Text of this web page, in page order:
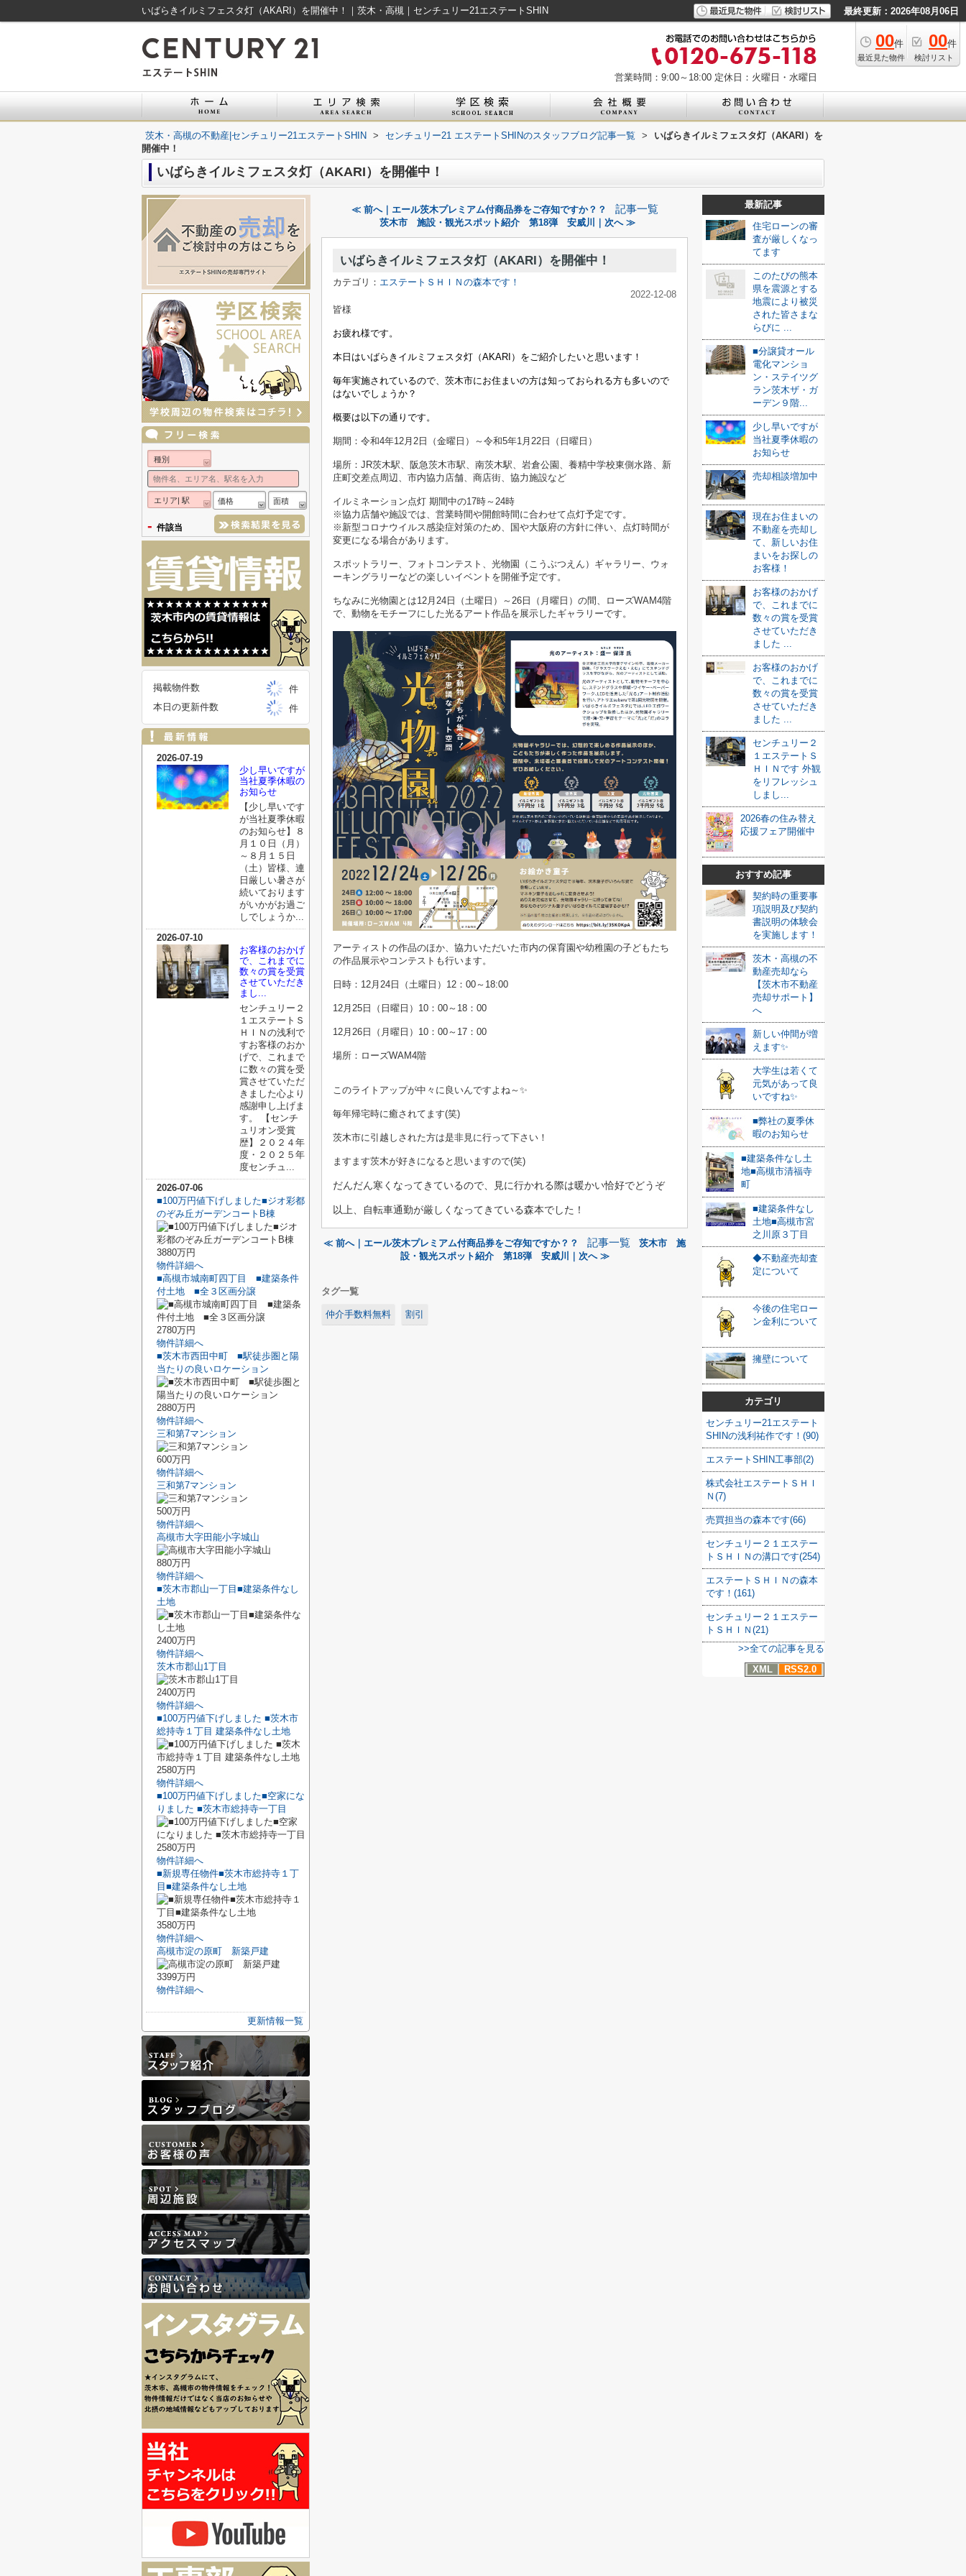
いばらきイルミフェスタ灯（AKARI）を開催中！｜茨木・高槻｜センチュリー21エステートSHIN 最終更新：2026年08月06日
00件
最近見た物件
00件
検討リスト
営業時間：9:00～18:00 定休日：火曜日・水曜日
茨木・高槻の不動産|センチュリー21エステートSHIN > センチュリー21 エステートSHINのスタッフブログ記事一覧 >
いばらきイルミフェスタ灯（AKARI）を
開催中！
いばらきイルミフェスタ灯（AKARI）を開催中！
≪ 前へ｜エール茨木プレミアム付商品券をご存知ですか？？ 記事一覧
茨木市 施設・観光スポット紹介 第18弾 安威川｜次へ ≫
いばらきイルミフェスタ灯（AKARI）を開催中！
カテゴリ： エステートＳＨＩＮの森本です！
2022-12-08
皆様
お疲れ様です。
本日はいばらきイルミフェスタ灯（AKARI）をご紹介したいと思います！
毎年実施されているので、茨木市にお住まいの方は知っておられる方も多いので
はないでしょうか？
概要は以下の通りです。
期間：令和4年12月2日（金曜日）～令和5年1月22日（日曜日）
場所：JR茨木駅、阪急茨木市駅、南茨木駅、岩倉公園、養精中学校東側水路、新
庄町交差点周辺、市内協力店舗、商店街、協力施設など
イルミネーション点灯 期間中の17時～24時
※協力店舗や施設では、営業時間や開館時間に合わせて点灯予定です。
※新型コロナウイルス感染症対策のため、国や大阪府の方針に伴い、点灯時間が
変更になる場合があります。
スポットラリー、フォトコンテスト、光物園（こうぶつえん）ギャラリー、ウォ
ーキングラリーなどの楽しいイベントを開催予定です。
ちなみに光物園とは12月24日（土曜日）～26日（月曜日）の間、ローズWAM4階
で、動物をモチーフにした光るアート作品を展示したギャラリーです。
アーティストの作品のほか、協力いただいた市内の保育園や幼稚園の子どもたち
の作品展示やコンテストも行います。
日時：12月24日（土曜日）12：00～18:00
12月25日（日曜日）10：00～18：00
12月26日（月曜日）10：00～17：00
場所：ローズWAM4階
このライトアップが中々に良いんですよね～✨
毎年帰宅時に癒されてます(笑)
茨木市に引越しされた方は是非見に行って下さい！
ますます茨木が好きになると思いますので(笑)
だんだん寒くなってきているので、見に行かれる際は暖かい恰好でどうぞ
以上、自転車通勤が厳しくなってきている森本でした！
≪ 前へ｜エール茨木プレミアム付商品券をご存知ですか？？ 記事一覧
茨木市 施
設・観光スポット紹介 第18弾 安威川｜次へ ≫
タグ一覧
仲介手数料無料 割引
最新記事
住宅ローンの審
査が厳しくなっ
てます
このたびの熊本
県を震源とする
地震により被災
された皆さまな
らびに ...
■分譲貸オール
電化マンショ
ン・ステイツグ
ラン茨木ザ・ガ
ーデン９階...
少し早いですが
当社夏季休暇の
お知らせ
売却相談増加中
現在お住まいの
不動産を売却し
て、新しいお住
まいをお探しの
お客様！
お客様のおかげ
で、これまでに
数々の賞を受賞
させていただき
ました ...
お客様のおかげ
で、これまでに
数々の賞を受賞
させていただき
ました ...
センチュリー２
１エステートＳ
ＨＩＮです 外観
をリフレッシュ
しまし...
2026春の住み替え
応援フェア開催中
おすすめ記事
契約時の重要事
項説明及び契約
書説明の体験会
を実施します！
茨木・高槻の不
動産売却なら
【茨木市不動産
売却サポート】
へ
新しい仲間が増
えます✨
大学生は若くて
元気があって良
いですね✨
■弊社の夏季休
暇のお知らせ
■建築条件なし土
地■高槻市清福寺
町
■建築条件なし
土地■高槻市宮
之川原３丁目
◆不動産売却査
定について
今後の住宅ロー
ン金利について
擁壁について
カテゴリ
センチュリー21エステート
SHINの浅利祐作です！(90)
エステートSHIN工事部(2)
株式会社エステートＳＨＩ
Ｎ(7)
売買担当の森本です(66)
センチュリー２１エステー
トＳＨＩＮの溝口です(254)
エステートＳＨＩＮの森本
です！(161)
センチュリー２１エステー
トＳＨＩＮ(21)
>>全ての記事を見る
XML
RSS2.0
種別
エリア| 駅 価格 面積
- 件該当
掲載物件数
件
本日の更新件数
件
2026-07-19
少し早いですが
当社夏季休暇の
お知らせ
【少し早いです
が当社夏季休暇
のお知らせ】８
月１０日（月）
～８月１５日
（土）皆様、連
日厳しい暑さが
続いております
がいかがお過ご
しでしょうか...
2026-07-10
お客様のおかげ
で、これまでに
数々の賞を受賞
させていただき
まし...
センチュリー２
１エステートＳ
ＨＩＮの浅利で
すお客様のおか
げで、これまで
に数々の賞を受
賞させていただ
きました心より
感謝申し上げま
す。 【センチ
ュリオン受賞
歴】２０２４年
度・２０２５年
度センチュ...
2026-07-06
■100万円値下げしました■ジオ彩都
のぞみ丘ガーデンコートB棟
3880万円
物件詳細へ
■高槻市城南町四丁目 ■建築条件
付土地 ■全３区画分譲
2780万円
物件詳細へ
■茨木市西田中町 ■駅徒歩圏と陽
当たりの良いロケーション
2880万円
物件詳細へ
三和第7マンション
600万円
物件詳細へ
三和第7マンション
500万円
物件詳細へ
高槻市大字田能小字城山
880万円
物件詳細へ
■茨木市郡山一丁目■建築条件なし
土地
2400万円
物件詳細へ
茨木市郡山1丁目
2400万円
物件詳細へ
■100万円値下げしました ■茨木市
総持寺１丁目 建築条件なし土地
2580万円
物件詳細へ
■100万円値下げしました■空家にな
りました ■茨木市総持寺一丁目
2580万円
物件詳細へ
■新規専任物件■茨木市総持寺１丁
目■建築条件なし土地
3580万円
物件詳細へ
高槻市淀の原町 新築戸建
3399万円
物件詳細へ
更新情報一覧